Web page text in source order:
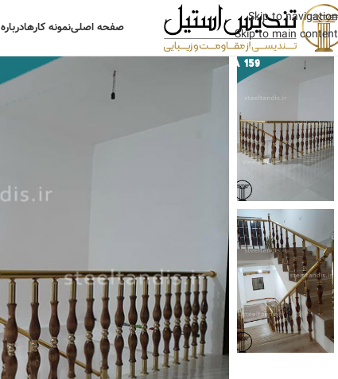
Skip to navigation
Skip to main content
صفحه اصلینمونه کارها